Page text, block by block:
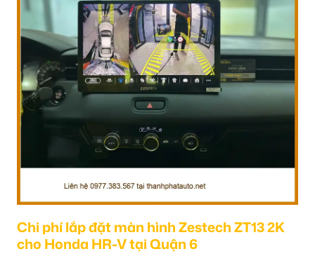
Chi phí lắp đặt màn hình Zestech ZT13 2K
cho Honda HR-V tại Quận 6